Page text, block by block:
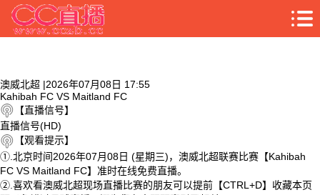
澳威北超 |2026年07月08日 17:55
Kahibah FC VS Maitland FC
【直播信号】
直播信号(HD)
【观看提示】
①.北京时间2026年07月08日 (星期三)，澳威北超联赛比赛【Kahibah
FC VS Maitland FC】准时在线免费直播。
②.喜欢看澳威北超现场直播比赛的朋友可以提前【CTRL+D】收藏本页